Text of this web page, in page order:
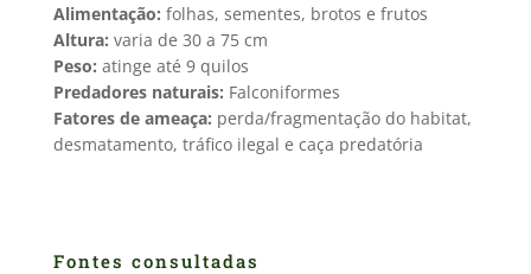
Alimentação: folhas, sementes, brotos e frutos
Altura: varia de 30 a 75 cm
Peso: atinge até 9 quilos
Predadores naturais: Falconiformes
Fatores de ameaça: perda/fragmentação do habitat,
desmatamento, tráfico ilegal e caça predatória
Fontes consultadas